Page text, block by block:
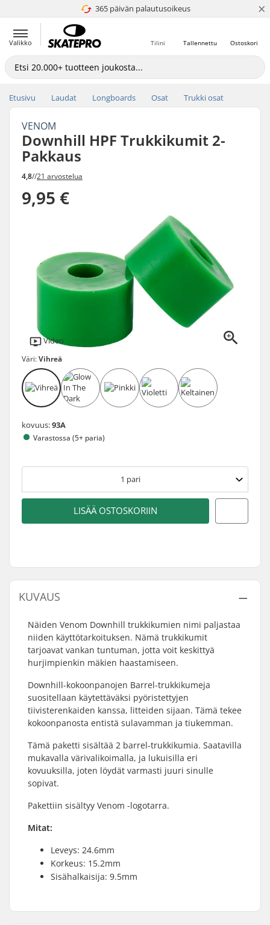
365 päivän palautusoikeus
4.8 / 5 ×
Valikko Ostoskori
Tallennettu
Tilini
Etusivu Laudat Longboards Osat Trukki osat
VENOM
Downhill HPF Trukkikumit 2-
Pakkaus
4,8//21 arvostelua
9,95 €
Video
Väri:Vihreä
kovuus:93A
Varastossa (5+ paria)
1 pari
LISÄÄ OSTOSKORIIN
KUVAUS
Näiden Venom Downhill trukkikumien nimi paljastaa
niiden käyttötarkoituksen. Nämä trukkikumit
tarjoavat vankan tuntuman, jotta voit keskittyä
hurjimpienkin mäkien haastamiseen.
Downhill-kokoonpanojen Barrel-trukkikumeja
suositellaan käytettäväksi pyöristettyjen
tiivisterenkaiden kanssa, litteiden sijaan. Tämä tekee
kokoonpanosta entistä sulavamman ja tiukemman.
Tämä paketti sisältää 2 barrel-trukkikumia. Saatavilla
mukavalla värivalikoimalla, ja lukuisilla eri
kovuuksilla, joten löydät varmasti juuri sinulle
sopivat.
Pakettiin sisältyy Venom -logotarra.
Mitat:
Leveys: 24.6mm
Korkeus: 15.2mm
Sisähalkaisija: 9.5mm